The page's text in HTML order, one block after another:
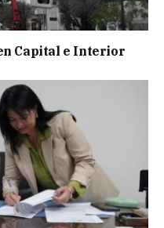
Capital e Interior